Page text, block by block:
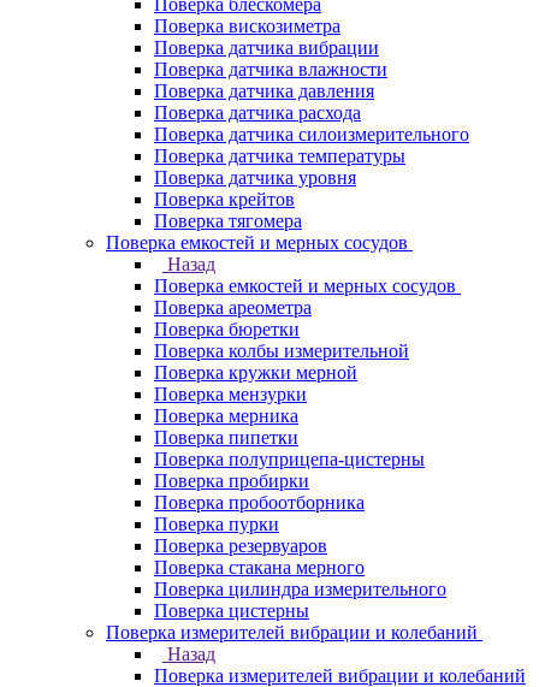
Поверка блескомера
Поверка вискозиметра
Поверка датчика вибрации
Поверка датчика влажности
Поверка датчика давления
Поверка датчика расхода
Поверка датчика силоизмерительного
Поверка датчика температуры
Поверка датчика уровня
Поверка крейтов
Поверка тягомера
Поверка емкостей и мерных сосудов
Назад
Поверка емкостей и мерных сосудов
Поверка ареометра
Поверка бюретки
Поверка колбы измерительной
Поверка кружки мерной
Поверка мензурки
Поверка мерника
Поверка пипетки
Поверка полуприцепа-цистерны
Поверка пробирки
Поверка пробоотборника
Поверка пурки
Поверка резервуаров
Поверка стакана мерного
Поверка цилиндра измерительного
Поверка цистерны
Поверка измерителей вибрации и колебаний
Назад
Поверка измерителей вибрации и колебаний